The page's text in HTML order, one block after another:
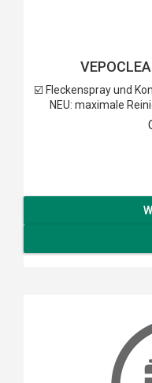
☑️ Fleckenspray und
NEU: maximale